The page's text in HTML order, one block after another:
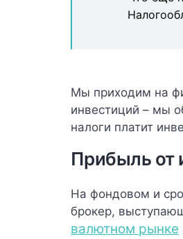
Мы приходим на
инвестиций – мы
налоги платит
Прибыль от
На фондовом и
брокер,
валютном рынке